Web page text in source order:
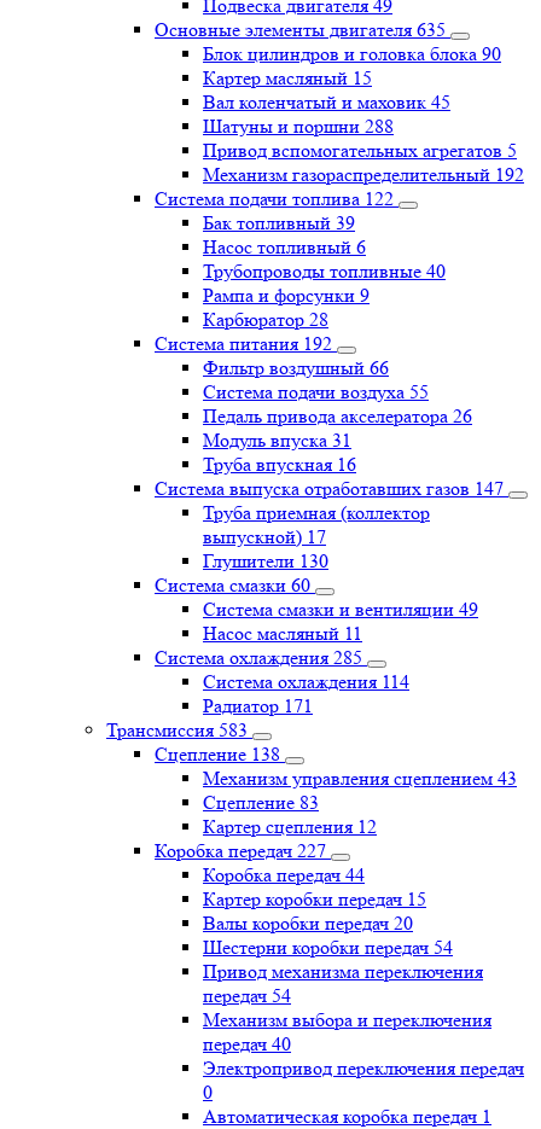
Подвеска двигателя 49
Основные элементы двигателя 635
Блок цилиндров и головка блока 90
Картер масляный 15
Вал коленчатый и маховик 45
Шатуны и поршни 288
Привод вспомогательных агрегатов 5
Механизм газораспределительный 192
Система подачи топлива 122
Бак топливный 39
Насос топливный 6
Трубопроводы топливные 40
Рампа и форсунки 9
Карбюратор 28
Система питания 192
Фильтр воздушный 66
Система подачи воздуха 55
Педаль привода акселератора 26
Модуль впуска 31
Труба впускная 16
Система выпуска отработавших газов 147
Труба приемная (коллектор
выпускной) 17
Глушители 130
Система смазки 60
Система смазки и вентиляции 49
Насос масляный 11
Система охлаждения 285
Система охлаждения 114
Радиатор 171
Трансмиссия 583
Сцепление 138
Механизм управления сцеплением 43
Сцепление 83
Картер сцепления 12
Коробка передач 227
Коробка передач 44
Картер коробки передач 15
Валы коробки передач 20
Шестерни коробки передач 54
Привод механизма переключения
передач 54
Механизм выбора и переключения
передач 40
Электропривод переключения передач
0
Автоматическая коробка передач 1